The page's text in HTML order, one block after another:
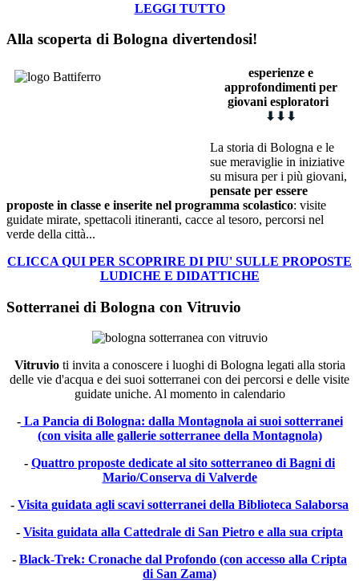
LEGGI TUTTO
Alla scoperta di Bologna divertendosi!
esperienze e
approfondimenti per
giovani esploratori
⬇ ⬇ ⬇
La storia di Bologna e le
sue meraviglie in iniziative
su misura per i più giovani,
pensate per essere
proposte in classe e inserite nel programma scolastico: visite
guidate mirate, spettacoli itineranti, cacce al tesoro, percorsi nel
verde della città...
CLICCA QUI PER SCOPRIRE DI PIU' SULLE PROPOSTE
LUDICHE E DIDATTICHE
Sotterranei di Bologna con Vitruvio
Vitruvioti invita a conoscere i luoghi di Bologna legati alla storia
delle vie d'acqua e dei suoi sotterranei con dei percorsi e delle visite
guidate uniche. Al momento in calendario
-La Pancia di Bologna: dalla Montagnola ai suoi sotterranei
(con visita alle gallerie sotterranee della Montagnola)
- Quattro proposte dedicate al sito sotterraneo di Bagni di
Mario/Conserva di Valverde
- Visita guidata agli scavi sotterranei della Biblioteca Salaborsa
- Visita guidata alla Cattedrale di San Pietro e alla sua cripta
- Black-Trek: Cronache dal Profondo (con accesso alla Cripta
di San Zama)